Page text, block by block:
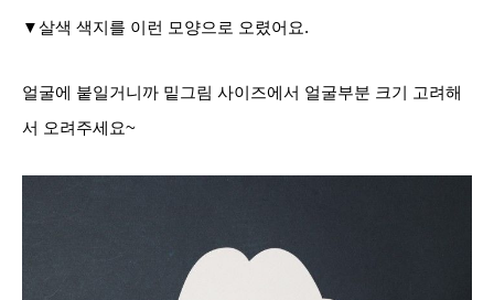
▼살색 색지를 이런 모양으로 오렸어요.
얼굴에 붙일거니까 밑그림 사이즈에서 얼굴부분 크기 고려해
서 오려주세요~